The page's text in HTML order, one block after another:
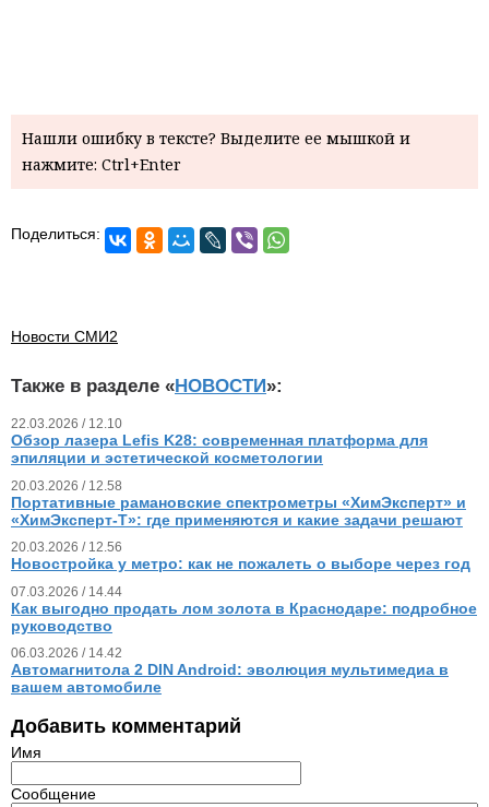
Нашли ошибку в тексте? Выделите ее мышкой и
нажмите: Ctrl+Enter
Поделиться:
Новости СМИ2
Также в разделе «НОВОСТИ»:
22.03.2026 / 12.10
Обзор лазера Lefis K28: современная платформа для
эпиляции и эстетической косметологии
20.03.2026 / 12.58
Портативные рамановские спектрометры «ХимЭксперт» и
«ХимЭксперт-Т»: где применяются и какие задачи решают
20.03.2026 / 12.56
Новостройка у метро: как не пожалеть о выборе через год
07.03.2026 / 14.44
Как выгодно продать лом золота в Краснодаре: подробное
руководство
06.03.2026 / 14.42
Автомагнитола 2 DIN Android: эволюция мультимедиа в
вашем автомобиле
Добавить комментарий
Имя
Сообщение